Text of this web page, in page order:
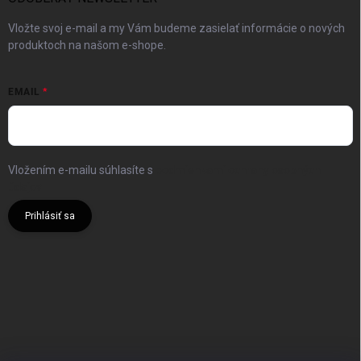
Vložte svoj e-mail a my Vám budeme zasielať informácie o nových
produktoch na našom e-shope.
EMAIL
Vložením e-mailu súhlasíte s
Prihlásiť sa